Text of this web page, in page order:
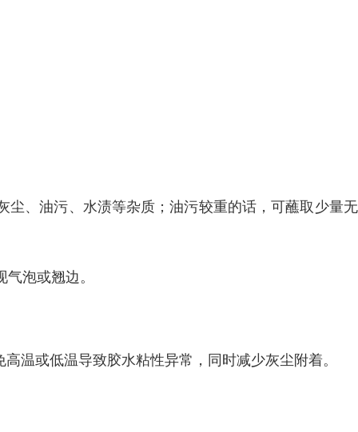
、油污、水渍等杂质；油污较重的话，可蘸取少量
泡或翘边。
或低温导致胶水粘性异常，同时减少灰尘附着。